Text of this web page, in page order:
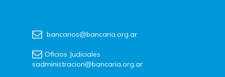
bancarios@bancaria.org.ar
Oficios Judiciales
sadministracion@bancaria.org.ar